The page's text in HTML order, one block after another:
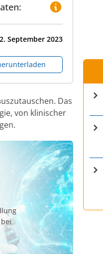
. September 2023
Das
von klinischer